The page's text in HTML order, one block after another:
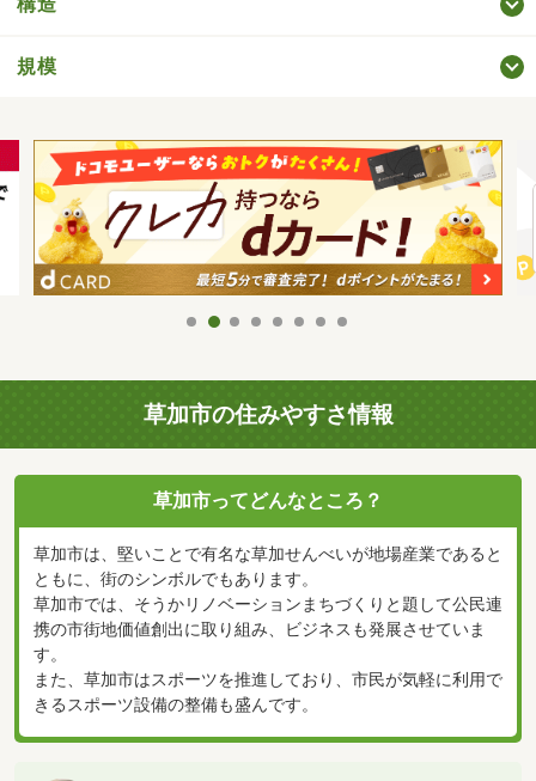
規模
草加市の住みやすさ情報
草加市ってどんなところ？
草加市は、堅いことで有名な草加せんべいが地場産業であると
ともに、街のシンボルでもあります。
草加市では、そうかリノベーションまちづくりと題して公民連
携の市街地価値創出に取り組み、ビジネスも発展させていま
す。
また、草加市はスポーツを推進しており、市民が気軽に利用で
きるスポーツ設備の整備も盛んです。